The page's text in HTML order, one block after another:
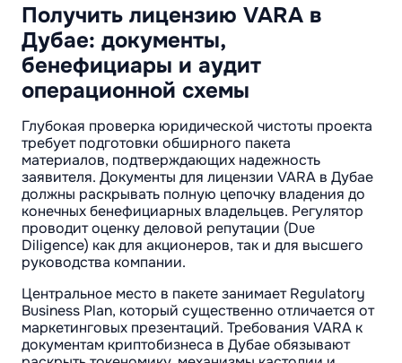
Получить лицензию VARA в
Дубае: документы,
бенефициары и аудит
операционной схемы
Глубокая проверка юридической чистоты проекта
требует подготовки обширного пакета
материалов, подтверждающих надежность
заявителя. Документы для лицензии VARA в Дубае
должны раскрывать полную цепочку владения до
конечных бенефициарных владельцев. Регулятор
проводит оценку деловой репутации (Due
Diligence) как для акционеров, так и для высшего
руководства компании.
Центральное место в пакете занимает Regulatory
Business Plan, который существенно отличается от
маркетинговых презентаций. Требования VARA к
документам криптобизнеса в Дубае обязывают